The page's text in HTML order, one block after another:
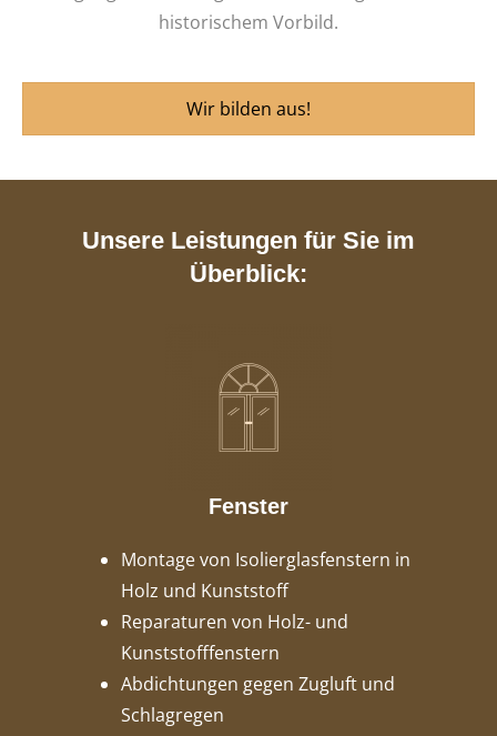
historischem Vorbild.
Wir bilden aus!
Unsere Leistungen für Sie im
Überblick:
Fenster
Montage von Isolierglasfenstern in
Holz und Kunststoff
Reparaturen von Holz- und
Kunststofffenstern
Abdichtungen gegen Zugluft und
Schlagregen